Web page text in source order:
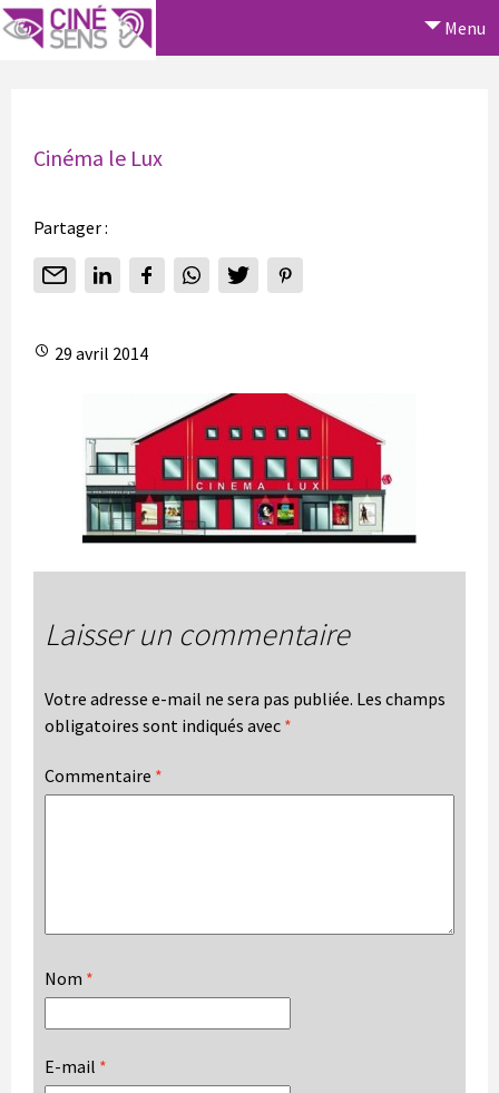
Menu
Cinéma le Lux
Partager :
29 avril 2014
Laisser un commentaire
Votre adresse e-mail ne sera pas publiée. Les champs
obligatoires sont indiqués avec *
Commentaire *
Nom *
E-mail *